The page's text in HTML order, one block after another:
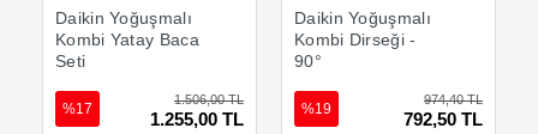
Daikin Yoğuşmalı
Kombi Yatay Baca
Seti
1.506,00 TL
1.255,00 TL
%17
Daikin Yoğuşmalı
Kombi Dirseği -
90°
974,40 TL
792,50 TL
%19